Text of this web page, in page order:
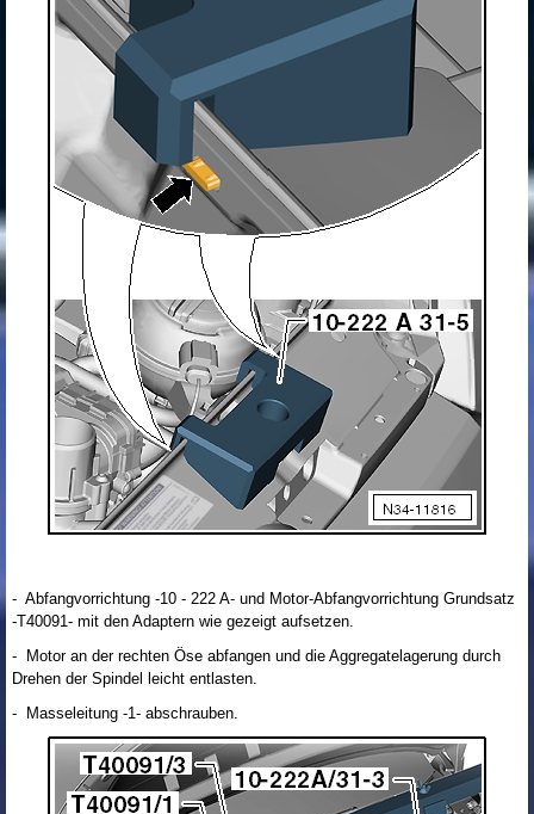
- Abfangvorrichtung -10 - 222 A- und Motor-Abfangvorrichtung Grundsatz
-T40091- mit den Adaptern wie gezeigt aufsetzen.
- Motor an der rechten Öse abfangen und die Aggregatelagerung durch
Drehen der Spindel leicht entlasten.
- Masseleitung -1- abschrauben.